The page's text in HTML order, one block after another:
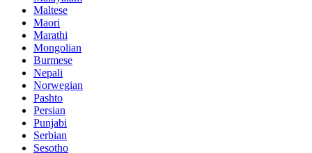
Maltese
Maori
Marathi
Mongolian
Burmese
Nepali
Norwegian
Pashto
Persian
Punjabi
Serbian
Sesotho